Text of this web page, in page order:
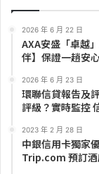
2026 年 6 月 22 日
AXA安盛「卓越
伴】保證一趟安
2026 年 6 月 23 日
環聯信貸報告及
評級？實時監控
2023 年 2 月 28 日
中銀信用卡獨家
Trip.com 預訂